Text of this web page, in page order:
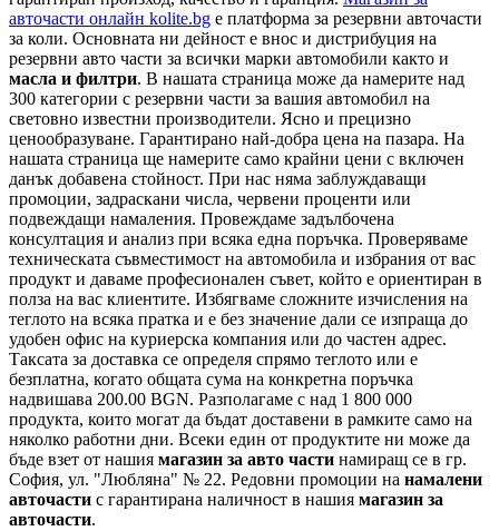
авточасти онлайн kolite.bg е платформа за резервни авточасти
за коли. Основната ни дейност е внос и дистрибуция на
резервни авто части за всички марки автомобили както и
масла и филтри. В нашата страница може да намерите над
300 категории с резервни части за вашия автомобил на
световно известни производители. Ясно и прецизно
ценообразуване. Гарантирано най-добра цена на пазара. На
нашата страница ще намерите само крайни цени с включен
данък добавена стойност. При нас няма заблуждаващи
промоции, задраскани числа, червени проценти или
подвеждащи намаления. Провеждаме задълбочена
консултация и анализ при всяка една поръчка. Проверяваме
техническата съвместимост на автомобила и избрания от вас
продукт и даваме професионален съвет, който е ориентиран в
полза на вас клиентите. Избягваме сложните изчисления на
теглото на всяка пратка и е без значение дали се изпраща до
удобен офис на куриерска компания или до частен адрес.
Таксата за доставка се определя спрямо теглото или е
безплатна, когато общата сума на конкретна поръчка
надвишава 200.00 BGN. Разполагаме с над 1 800 000
продукта, които могат да бъдат доставени в рамките само на
няколко работни дни. Всеки един от продуктите ни може да
бъде взет от нашия магазин за авто части намиращ се в гр.
София, ул. "Любляна" № 22. Редовни промоции на намалени
авточасти с гарантирана наличност в нашия магазин за
авточасти.